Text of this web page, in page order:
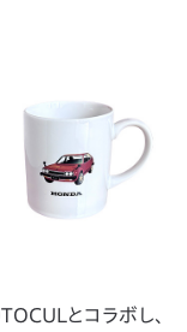
とコラボし、